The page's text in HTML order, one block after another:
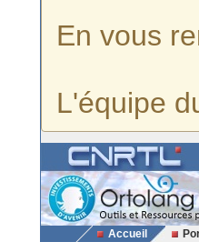
En vous
L'équipe
Accueil